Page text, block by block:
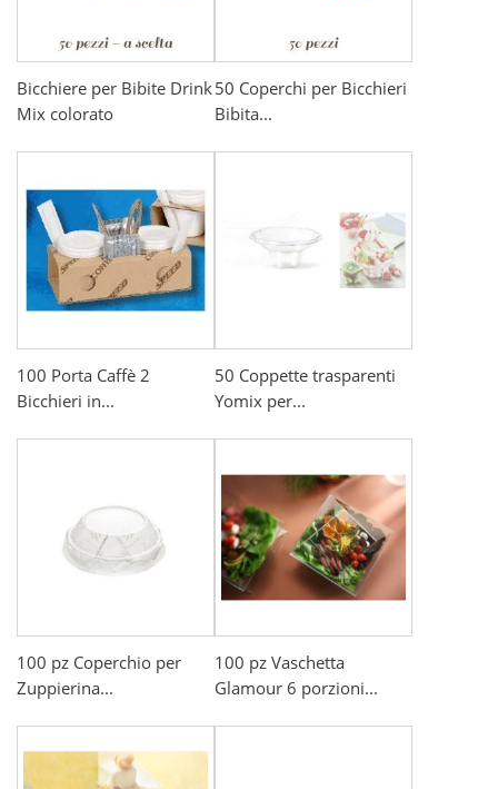
Bicchiere per Bibite Drink
Mix colorato
50 Coperchi per Bicchieri
Bibita...
100 Porta Caffè 2
Bicchieri in...
50 Coppette trasparenti
Yomix per...
100 pz Coperchio per
Zuppierina...
100 pz Vaschetta
Glamour 6 porzioni...